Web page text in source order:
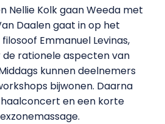
Nellie Kolk gaan Weeda met
Daalen gaat in op het
Emmanuel Levinas,
rationele aspecten van
kunnen deelnemers
bijwonen. Daarna
en een korte